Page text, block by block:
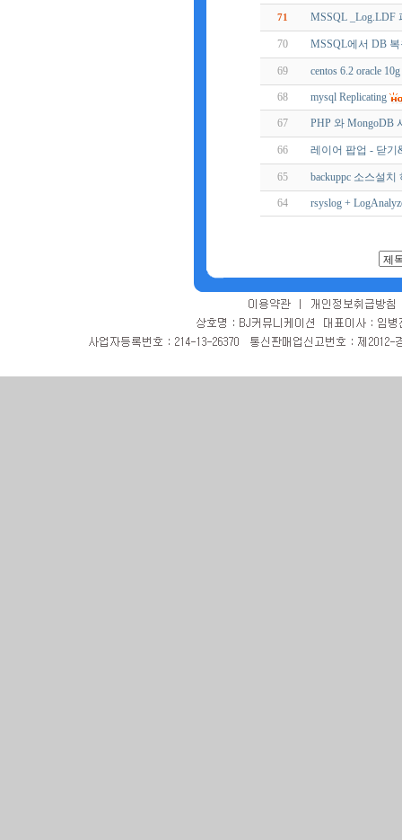
71 MSSQL _Log.LDF
70 MSSQL에서 DB
69 centos 6.2 oracle
68 mysql Replicating
67 PHP 와 MongoDB
66 레이어 팝업 - 닫기
65 backuppc 소스설치
64 rsyslog +